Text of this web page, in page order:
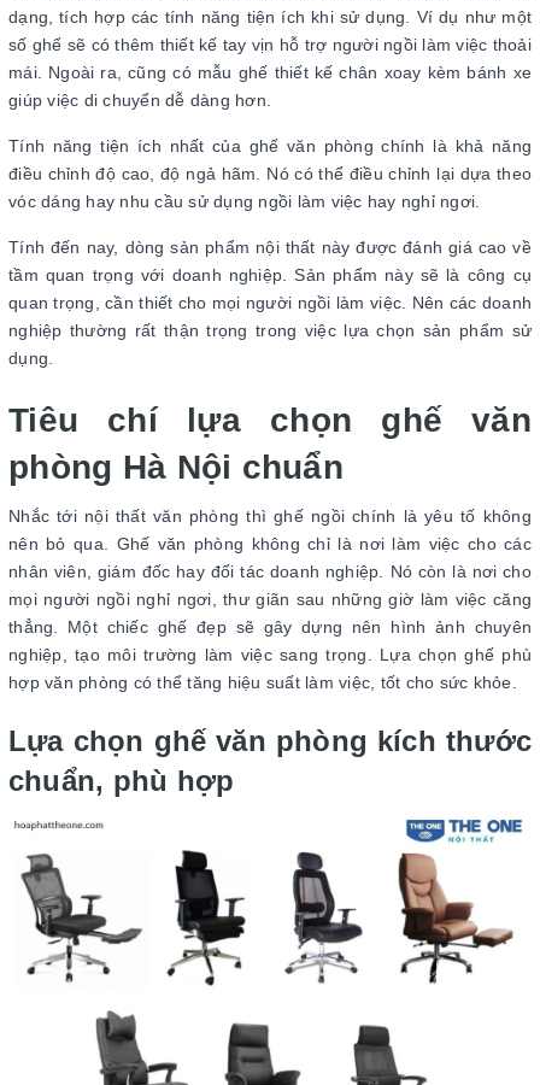
dạng, tích hợp các tính năng tiện ích khi sử dụng. Ví dụ như một
số ghế sẽ có thêm thiết kế tay vịn hỗ trợ người ngồi làm việc thoải
mái. Ngoài ra, cũng có mẫu ghế thiết kế chân xoay kèm bánh xe
giúp việc di chuyển dễ dàng hơn.
Tính năng tiện ích nhất của ghế văn phòng chính là khả năng
điều chỉnh độ cao, độ ngả hãm. Nó có thể điều chỉnh lại dựa theo
vóc dáng hay nhu cầu sử dụng ngồi làm việc hay nghỉ ngơi.
Tính đến nay, dòng sản phẩm nội thất này được đánh giá cao về
tầm quan trọng với doanh nghiệp. Sản phẩm này sẽ là công cụ
quan trọng, cần thiết cho mọi người ngồi làm việc. Nên các doanh
nghiệp thường rất thận trọng trong việc lựa chọn sản phẩm sử
dụng.
Tiêu chí lựa chọn ghế văn
phòng Hà Nội chuẩn
Nhắc tới nội thất văn phòng thì ghế ngồi chính là yêu tố không
nên bỏ qua. Ghế văn phòng không chỉ là nơi làm việc cho các
nhân viên, giám đốc hay đối tác doanh nghiệp. Nó còn là nơi cho
mọi người ngồi nghỉ ngơi, thư giãn sau những giờ làm việc căng
thẳng. Một chiếc ghế đẹp sẽ gây dựng nên hình ảnh chuyên
nghiệp, tạo môi trường làm việc sang trọng. Lựa chọn ghế phù
hợp văn phòng có thể tăng hiệu suất làm việc, tốt cho sức khỏe.
Lựa chọn ghế văn phòng kích thước
chuẩn, phù hợp